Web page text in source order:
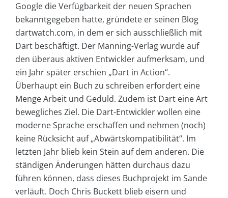
Google die Verfügbarkeit der neuen Sprachen
bekanntgegeben hatte, gründete er seinen Blog
dartwatch.com, in dem er sich ausschließlich mit
Dart beschäftigt. Der Manning-Verlag wurde auf
den überaus aktiven Entwickler aufmerksam, und
ein Jahr später erschien „Dart in Action“.
Überhaupt ein Buch zu schreiben erfordert eine
Menge Arbeit und Geduld. Zudem ist Dart eine Art
bewegliches Ziel. Die Dart-Entwickler wollen eine
moderne Sprache erschaffen und nehmen (noch)
keine Rücksicht auf „Abwärtskompatibilität“. Im
letzten Jahr blieb kein Stein auf dem anderen. Die
ständigen Änderungen hätten durchaus dazu
führen können, dass dieses Buchprojekt im Sande
verläuft. Doch Chris Buckett blieb eisern und